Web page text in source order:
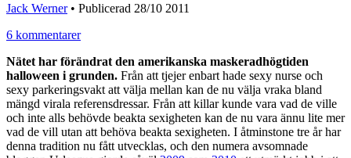
Jack Werner• Publicerad 28/10 2011
6 kommentarer
Nätet har förändrat den amerikanska maskeradhögtiden
halloween i grunden. Från att tjejer enbart hade sexy nurse och
sexy parkeringsvakt att välja mellan kan de nu välja vraka bland
mängd virala referensdressar. Från att killar kunde vara vad de ville
och inte alls behövde beakta sexigheten kan de nu vara ännu lite mer
vad de vill utan att behöva beakta sexigheten. I åtminstone tre år har
denna tradition nu fått utvecklas, och den numera avsomnade